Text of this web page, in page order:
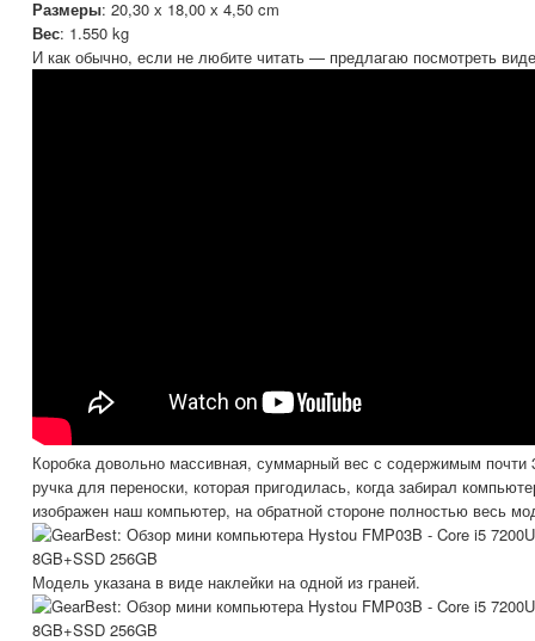
Размеры: 20,30 х 18,00 х 4,50 cm
Вес: 1.550 kg
И как обычно, если не любите читать — предлагаю посмотреть
Коробка довольно массивная, суммарный вес с содержимым почти
ручка для переноски, которая пригодилась, когда забирал
изображен наш компьютер, на обратной стороне полностью весь
Модель указана в виде наклейки на одной из граней.